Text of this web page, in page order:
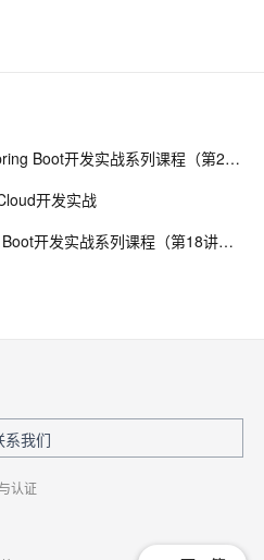
云栖社区特邀专家徐雷Java Spring Boot开发实战系列课程（第20讲）：经典面试题与阿里等名企内部招聘求职面试技巧
开发实战
阿里特邀专家徐雷Java Spring Boot开发实战系列课程（第18讲）：制作Java Docker镜像与推送到DockerHub和阿里云Docker仓库
系我们
认证